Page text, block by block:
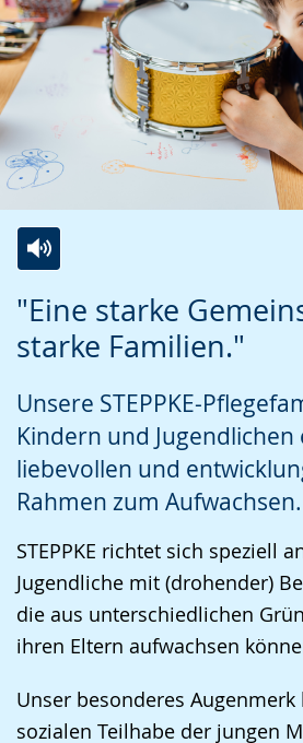
"Eine starke
starke Familien."
Unsere STEPPKE-
Kindern und Jugendlichen
liebevollen und
Rahmen zum Aufwachsen.
STEPPKE richtet sich speziell
Jugendliche mit (drohender)
die aus unterschiedlichen
ihren Eltern aufwachsen
Unser besonderes
sozialen Teilhabe der jungen
Leichten
Sprache
Audio-
Unterstützung.
Video
in
Gebärdensprache
wird
angezeigt.